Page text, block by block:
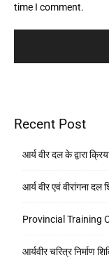
time I comment.
Recent Post
आर्य वीर दल के द्वारा
आर्य वीर एवं वीरांगना दल
Provincial Training
आर्यवीर चरित्र निर्माण